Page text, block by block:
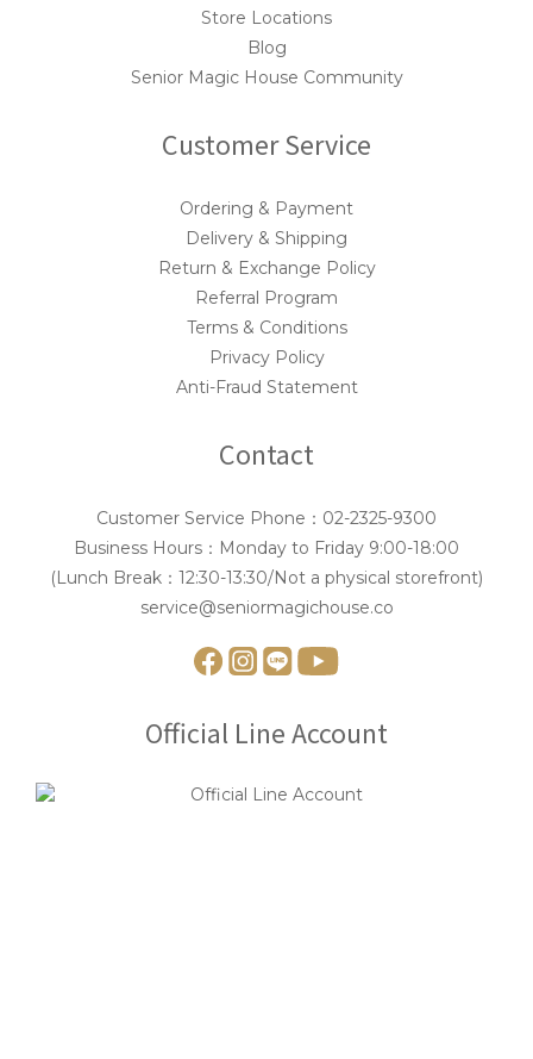
Store Locations
Blog
Senior Magic House Community
Customer Service
Ordering & Payment
Delivery & Shipping
Return & Exchange Policy
Referral Program
Terms & Conditions
Privacy Policy
Anti-Fraud Statement
Contact
Customer Service Phone：02-2325-9300
Business Hours：Monday to Friday 9:00-18:00
(Lunch Break：12:30-13:30/Not a physical storefront)
service@seniormagichouse.co
Official Line Account